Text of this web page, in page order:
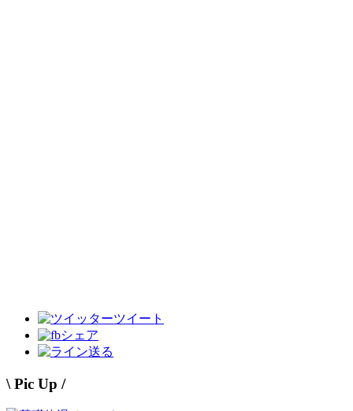
ツイート
シェア
送る
\ Pic Up /